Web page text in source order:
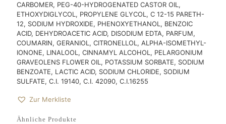
CARBOMER, PEG-40-HYDROGENATED CASTOR OIL,
ETHOXYDIGLYCOL, PROPYLENE GLYCOL, C 12-15 PARETH-
12, SODIUM HYDROXIDE, PHENOXYETHANOL, BENZOIC
ACID, DEHYDROACETIC ACID, DISODIUM EDTA, PARFUM,
COUMARIN, GERANIOL, CITRONELLOL, ALPHA-ISOMETHYL-
IONONE, LINALOOL, CINNAMYL ALCOHOL, PELARGONIUM
GRAVEOLENS FLOWER OIL, POTASSIUM SORBATE, SODIUM
BENZOATE, LACTIC ACID, SODIUM CHLORIDE, SODIUM
SULFATE, C.I. 19140, C.I. 42090, C.I.16255
Zur Merkliste
Ähnliche Produkte